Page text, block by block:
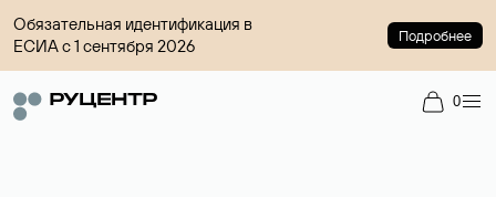
Обязательная идентификация в
ЕСИА с 1 сентября 2026
Подробнее
0